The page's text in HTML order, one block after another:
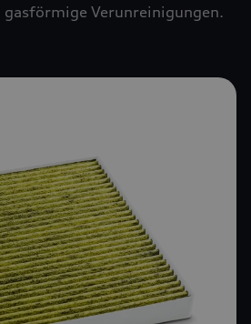
gasförmige Verunreinigungen.